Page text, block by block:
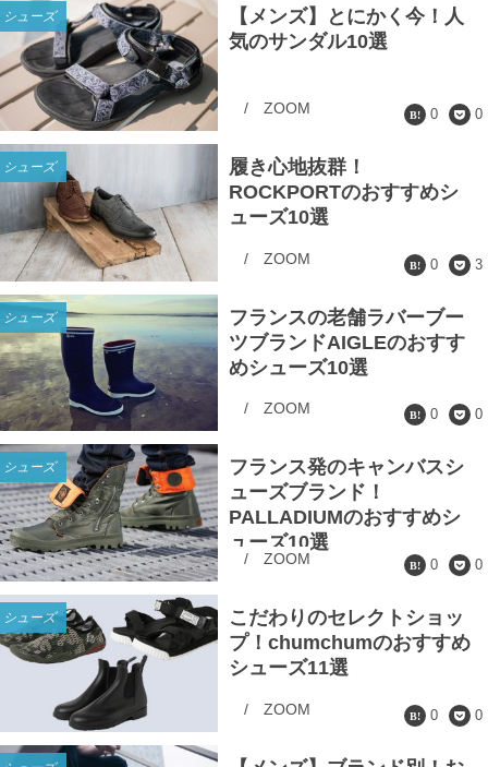
シューズ
【メンズ】とにかく今！人
気のサンダル10選
/ ZOOM 0 0
シューズ
履き心地抜群！
ROCKPORTのおすすめシ
ューズ10選
/ ZOOM 0 3
シューズ
フランスの老舗ラバーブー
ツブランドAIGLEのおすす
めシューズ10選
/ ZOOM 0 0
シューズ
フランス発のキャンバスシ
ューズブランド！
PALLADIUMのおすすめシ
ューズ10選
/ ZOOM 0 0
シューズ
こだわりのセレクトショッ
プ！chumchumのおすすめ
シューズ11選
/ ZOOM 0 0